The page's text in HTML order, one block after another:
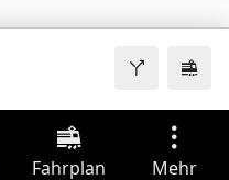
Fahrplan Mehr